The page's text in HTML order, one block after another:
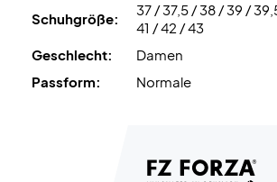
Damen-Badmintonschuhe noch heute!
Schuhgröße:
37 / 37,5 / 38 / 39 /
41 / 42 / 43
Geschlecht:
Damen
Passform:
Normale